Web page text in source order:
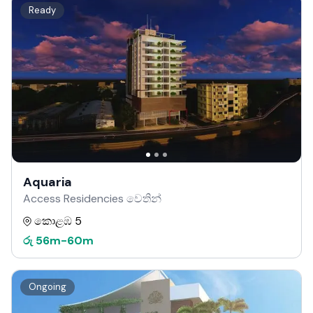
Ready
Aquaria
Access Residencies වෙතින්
කොළඹ 5
රු 56m-60m
Ongoing